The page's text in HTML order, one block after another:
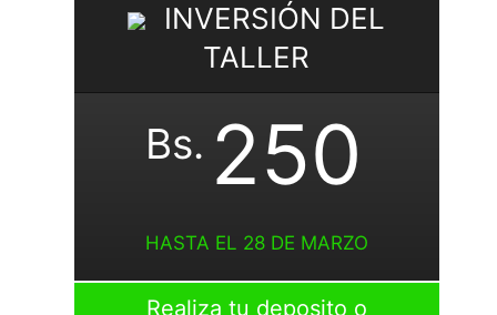
INVERSIÓN DEL
TALLER
Bs. 250
HASTA EL 28 DE MARZO
Realiza tu deposito o